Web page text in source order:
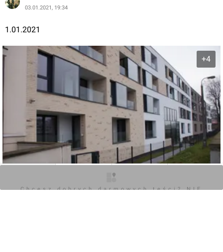
03.01.2021, 19:34
1.01.2021
+4
Chcesz dobrych darmowych teści? NIE